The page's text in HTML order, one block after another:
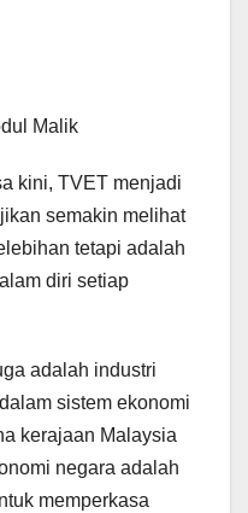
Malik
kini, TVET menjadi
semakin melihat
tetapi adalah
diri setiap
adalah industri
sistem ekonomi
kerajaan Malaysia
negara adalah
memperkasa